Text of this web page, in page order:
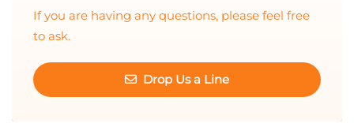
If you are having any questions, please feel free
to ask.
Drop Us a Line